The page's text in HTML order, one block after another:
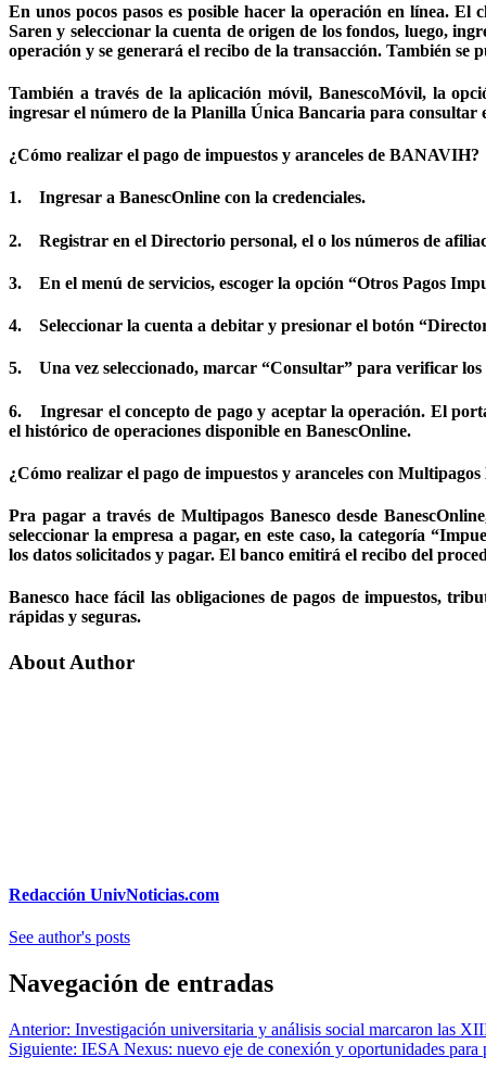
En unos pocos pasos es posible hacer la operación en línea. El
Saren y seleccionar la cuenta de origen de los fondos, luego,
operación y se generará el recibo de la transacción. También se
También a través de la aplicación móvil, BanescoMóvil, la
ingresar el número de la Planilla Única Bancaria para consultar
¿Cómo realizar el pago de impuestos y aranceles de BANAVIH?
1. Ingresar a BanescOnline con la credenciales.
2. Registrar en el Directorio personal, el o los números de
3. En el menú de servicios, escoger la opción “Otros Pagos
4. Seleccionar la cuenta a debitar y presionar el botón
5. Una vez seleccionado, marcar “Consultar” para verificar
6. Ingresar el concepto de pago y aceptar la operación. El
el histórico de operaciones disponible en BanescOnline.
¿Cómo realizar el pago de impuestos y aranceles con Multipagos
Pra pagar a través de Multipagos Banesco desde
seleccionar la empresa a pagar, en este caso, la categoría
los datos solicitados y pagar. El banco emitirá el recibo del
Banesco hace fácil las obligaciones de pagos de impuestos,
rápidas y seguras.
About Author
Redacción UnivNoticias.com
See author's posts
Navegación de entradas
Anterior: Investigación universitaria y análisis social marcaron las
Siguiente: IESA Nexus: nuevo eje de conexión y oportunidades para